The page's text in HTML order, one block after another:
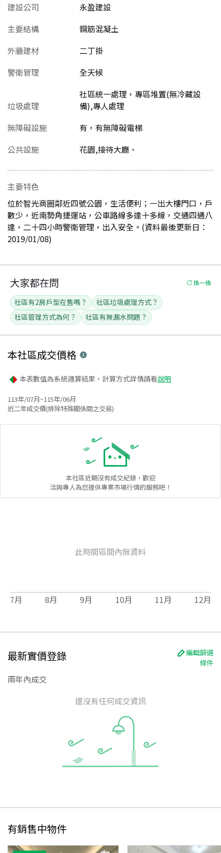
建設公司
永盈建設
主要結構
鋼筋混凝土
外牆建材
二丁掛
警衛管理
全天候
垃圾處理
社區統一處理，專區堆置(無冷藏設
備),專人處理
無障礙設施
有，有無障礙電梯
公共設施
花園,接待大廳、
主要特色
位於智光商圈鄰近四號公園，生活便利；一出大樓門口，戶
數少，近南勢角捷運站，公車路線多達十多線，交通四通八
達，二十四小時警衛管理，出入安全。(資料最後更新日：
2019/01/08)
大家都在問 換一換
社區有2房戶型在售嗎？
社區垃圾處理方式？
社區管理方式為何？
社區有無漏水問題？
本社區成交價格
本表數值為系統運算結果，計算方式詳情請看說明
113年/07月~115年/06月
近二年成交價(排除特殊關係間之交易)
本社區近期沒有成交紀錄，歡迎
洽詢專人為您提供專業市場行情的服務吧！
此時間區間內無資料
7月 8月 9月 10月 11月 12月
最新實價登錄
編輯篩選
條件
兩年內成交
還沒有任何成交資訊
有銷售中物件